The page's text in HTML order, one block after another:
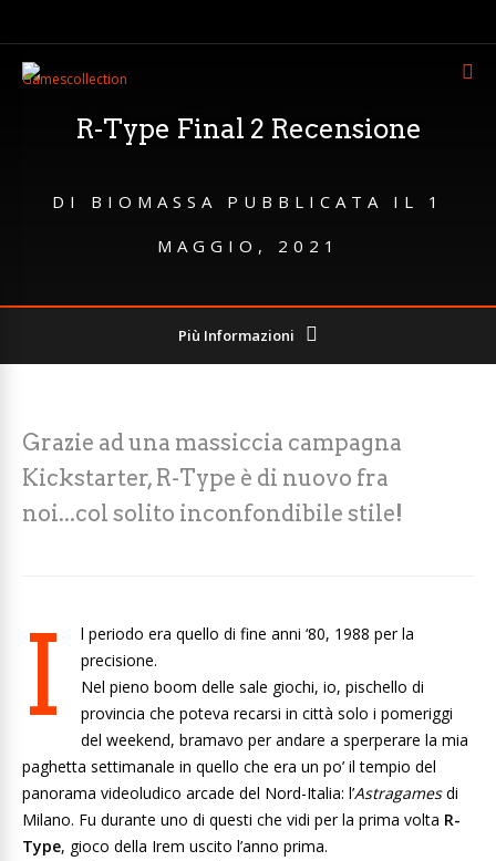
R-Type Final 2 Recensione
DI BIOMASSA PUBBLICATA IL 1
MAGGIO, 2021
Più Informazioni
Grazie ad una massiccia campagna
Kickstarter, R-Type è di nuovo fra
noi...col solito inconfondibile stile!
I
l periodo era quello di fine anni ‘80, 1988 per la
precisione.
Nel pieno boom delle sale giochi, io, pischello di
provincia che poteva recarsi in città solo i pomeriggi
del weekend, bramavo per andare a sperperare la mia
paghetta settimanale in quello che era un po’ il tempio del
panorama videoludico arcade del Nord-Italia: l’Astragamesdi
Milano. Fu durante uno di questi che vidi per la prima volta R-
Type, gioco della Irem uscito l’anno prima.